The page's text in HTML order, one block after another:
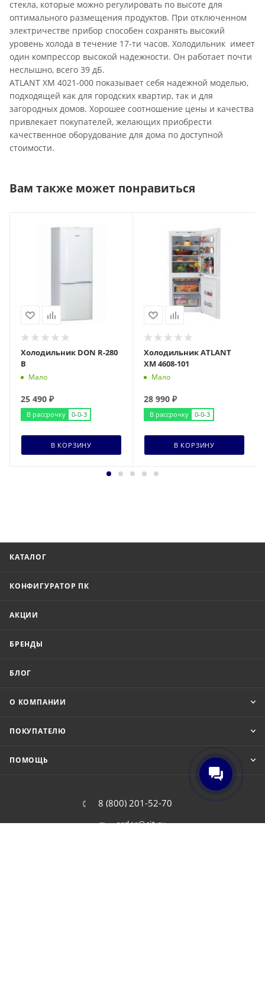
стекла, которые можно регулировать по высоте для
оптимального размещения продуктов. При отключенном
электричестве прибор способен сохранять высокий
уровень холода в течение 17-ти часов. Холодильник имеет
один компрессор высокой надежности. Он работает почти
неслышно, всего 39 дБ.
ATLANT ХМ 4021-000 показывает себя надежной моделью,
подходящей как для городских квартир, так и для
загородных домов. Хорошее соотношение цены и качества
привлекает покупателей, желающих приобрести
качественное оборудование для дома по доступной
стоимости.
Вам также может понравиться
Холодильник DON R-280
B
Мало
25 490 ₽
В рассрочку 0-0-3
В КОРЗИНУ
Холодильник ATLANT
ХМ 4608-101
Мало
28 990 ₽
В рассрочку 0-0-3
В КОРЗИНУ
КАТАЛОГ
КОНФИГУРАТОР ПК
АКЦИИ
БРЕНДЫ
БЛОГ
О КОМПАНИИ
ПОКУПАТЕЛЮ
ПОМОЩЬ
8 (800) 201-52-70
order@cit.ru